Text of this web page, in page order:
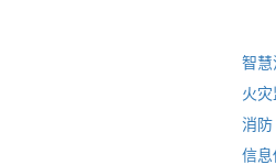
智慧
火
消防
信息